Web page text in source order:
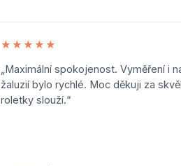
★★★★★
„Maximální spokojenost. Vyměření i
žaluzií bylo rychlé. Moc děkuji za
roletky slouží.“